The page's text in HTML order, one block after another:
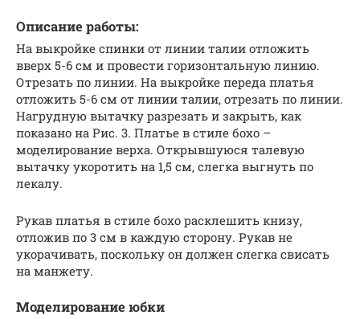
Описание работы:
На выкройке спинки от линии талии отложить
вверх 5-6 см и провести горизонтальную линию.
Отрезать по линии. На выкройке переда платья
отложить 5-6 см от линии талии, отрезать по линии.
Нагрудную вытачку разрезать и закрыть, как
показано на Рис. 3. Платье в стиле бохо –
моделирование верха. Открывшуюся талевую
вытачку укоротить на 1,5 см, слегка выгнуть по
лекалу.
Рукав платья в стиле бохо расклешить книзу,
отложив по 3 см в каждую сторону. Рукав не
укорачивать, поскольку он должен слегка свисать
на манжету.
Моделирование юбки